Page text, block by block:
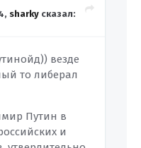
sharky сказал:
везде
то либерал
Путин в
и